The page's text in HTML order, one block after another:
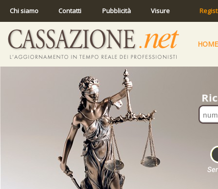
Chi siamo Contatti Pubblicità Visure
HOME